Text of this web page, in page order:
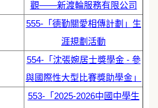
觀——新渡輪服務有限公司
555-「德勤關愛相傳計劃」生
涯規劃活動
554-「沈張婉居士獎學金 - 參
與國際性大型比賽獎助學金」
553-「2025-2026中國中學生